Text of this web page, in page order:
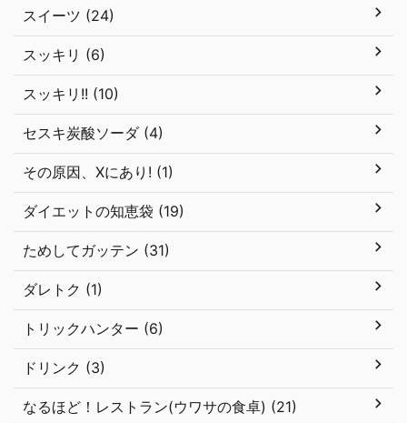
スイーツ (24)
スッキリ (6)
スッキリ!! (10)
セスキ炭酸ソーダ (4)
その原因、Xにあり! (1)
ダイエットの知恵袋 (19)
ためしてガッテン (31)
ダレトク (1)
トリックハンター (6)
ドリンク (3)
なるほど！レストラン(ウワサの食卓) (21)